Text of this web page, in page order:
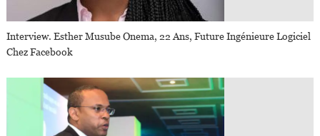
Interview. Esther Musube Onema, 22 Ans, Future Ingénieure Logiciel
Chez Facebook